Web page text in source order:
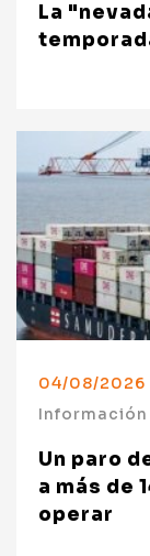
La
04/08/2026
Información
Un paro
a más de
operar